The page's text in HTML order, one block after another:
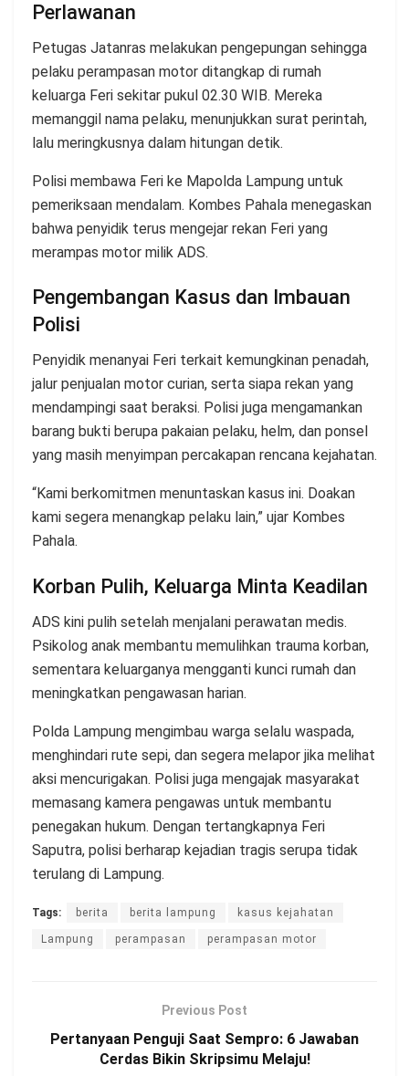
Perlawanan
Petugas Jatanras melakukan pengepungan sehingga
pelaku perampasan motor ditangkap di rumah
keluarga Feri sekitar pukul 02.30 WIB. Mereka
memanggil nama pelaku, menunjukkan surat perintah,
lalu meringkusnya dalam hitungan detik.
Polisi membawa Feri ke Mapolda Lampung untuk
pemeriksaan mendalam. Kombes Pahala menegaskan
bahwa penyidik terus mengejar rekan Feri yang
merampas motor milik ADS.
Pengembangan Kasus dan Imbauan
Polisi
Penyidik menanyai Feri terkait kemungkinan penadah,
jalur penjualan motor curian, serta siapa rekan yang
mendampingi saat beraksi. Polisi juga mengamankan
barang bukti berupa pakaian pelaku, helm, dan ponsel
yang masih menyimpan percakapan rencana kejahatan.
“Kami berkomitmen menuntaskan kasus ini. Doakan
kami segera menangkap pelaku lain,” ujar Kombes
Pahala.
Korban Pulih, Keluarga Minta Keadilan
ADS kini pulih setelah menjalani perawatan medis.
Psikolog anak membantu memulihkan trauma korban,
sementara keluarganya mengganti kunci rumah dan
meningkatkan pengawasan harian.
Polda Lampung mengimbau warga selalu waspada,
menghindari rute sepi, dan segera melapor jika melihat
aksi mencurigakan. Polisi juga mengajak masyarakat
memasang kamera pengawas untuk membantu
penegakan hukum. Dengan tertangkapnya Feri
Saputra, polisi berharap kejadian tragis serupa tidak
terulang di Lampung.
Tags: berita berita lampung kasus kejahatan
Lampung perampasan perampasan motor
Previous Post
Pertanyaan Penguji Saat Sempro: 6 Jawaban
Cerdas Bikin Skripsimu Melaju!